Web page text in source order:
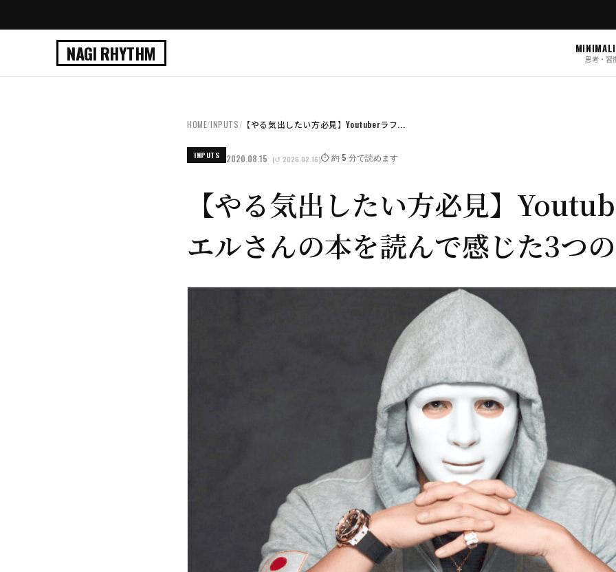
NAGI RHYTHM 思考・習
HOME/INPUTS/ 【やる気出したい方必見】Youtuberラフ...
INPUTS 2020.08.15 (↺ 2026.02.16)⏱️ 約 5 分で読めます
【やる気出したい方必見】
エルさんの本を読んで感じた3つ